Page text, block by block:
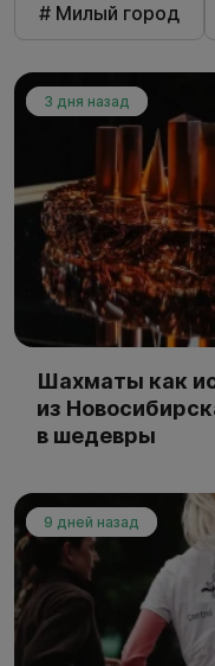
# Милый город
3 дня назад
Шахматы как
из
в шедевры
9 дней назад